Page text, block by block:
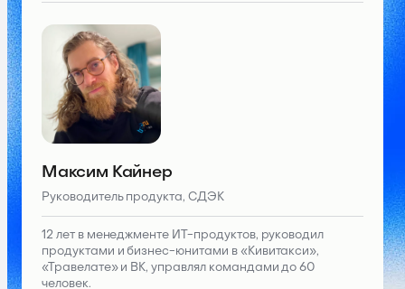
Максим Кайнер
Руководитель продукта, СДЭК
12 лет в менеджменте ИТ-продуктов, руководил
продуктами и бизнес-юнитами в «Кивитакси»,
«Травелате» и ВК, управлял командами до 60
человек.